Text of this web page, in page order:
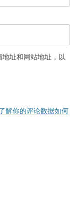
址和网站地址，以
解你的评论数据如何